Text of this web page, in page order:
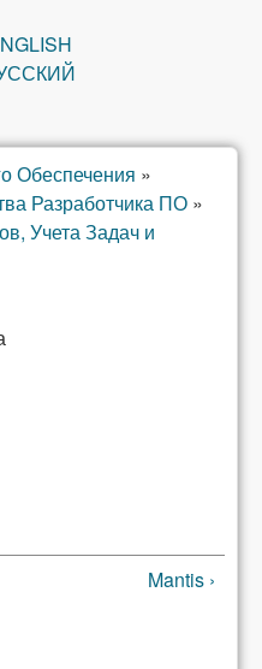
Обеспечения »
Разработчика ПО »
Учета Задач и
Mantis ›